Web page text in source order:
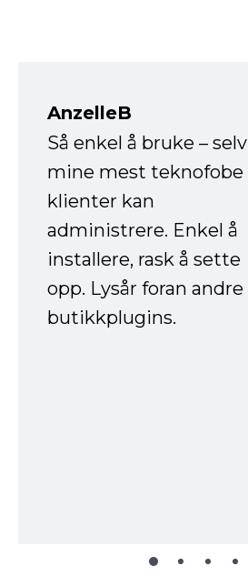
AnzelleB
Så enkel å bruke – selv
mine mest teknofobe
klienter kan
administrere. Enkel å
installere, rask å sette
opp. Lysår foran andre
butikkplugins.